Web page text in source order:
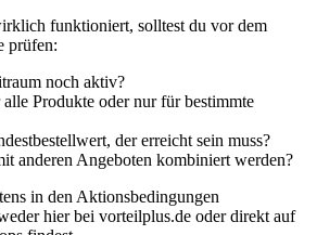
funktioniert, solltest du vor dem
prüfen:
noch aktiv?
Produkte oder nur für bestimmte
der erreicht sein muss?
anderen Angeboten kombiniert werden?
in den Aktionsbedingungen
hier bei vorteilplus.de oder direkt auf